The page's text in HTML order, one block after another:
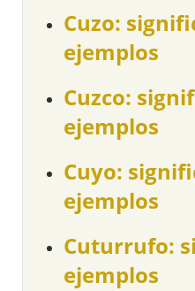
Cuzo:
ejemplos
Cuzco:
ejemplos
Cuyo:
ejemplos
Cuturrufo:
ejemplos